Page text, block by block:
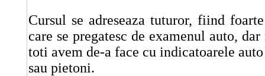
Cursul se adreseaza tuturor, fiind
care se pregatesc de examenul auto,
toti avem de-a face cu indicatoarele
sau pietoni.